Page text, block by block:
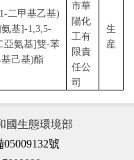
二甲基乙基)
基]-1,3,5-
亞氨基]雙-苯
己基)酯
市華
陽化
工有
限責
任公
司
生
産
國生態環境部
號